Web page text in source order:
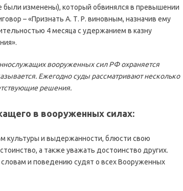
были изменены), который обвинялся в превышении
– «Признать А. Т. Р. виновным, назначив ему
4 месяца с удержанием в казну
вооруженных сил РФ охраняется
Ежегодно суды рассматривают несколько
решения.
в вооруженных силах:
и выдержанности, блюсти свою
а также уважать достоинство других.
и поведению судят о всех Вооруженных